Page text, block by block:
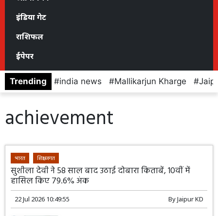
इंडिया गेट
राशिफल
ईपेपर
Trending india news Mallikarjun Kharge
achievement
भारत शिक्षा जगत
सुशीला देवी ने 58 साल बाद उठाई दोबारा किताबें, 10वीं में
हासिल किए 79.6% अंक
22 Jul 2026 10:49:55 ByJaipur KD